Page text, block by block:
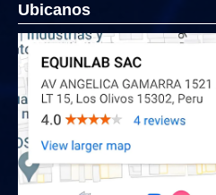
Ubicanos